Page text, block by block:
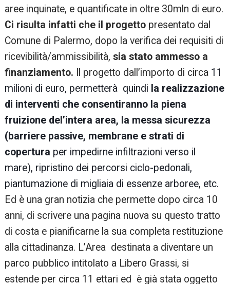
aree inquinate, e quantificate in oltre 30mln di euro.
Ci risulta infatti che il progetto presentato dal
Comune di Palermo, dopo la verifica dei requisiti di
ricevibilità/ammissibilità,sia stato ammesso a
finanziamento. Il progetto dall’importo di circa 11
milioni di euro, permetterà quindi la realizzazione
di interventi che consentiranno la piena
fruizione del’intera area, la messa sicurezza
(barriere passive, membrane e strati di
copertura per impedirne infiltrazioni verso il
mare), ripristino dei percorsi ciclo-pedonali,
piantumazione di migliaia di essenze arboree, etc.
Ed è una gran notizia che permette dopo circa 10
anni, di scrivere una pagina nuova su questo tratto
di costa e pianificarne la sua completa restituzione
alla cittadinanza. L’Area destinata a diventare un
parco pubblico intitolato a Libero Grassi, si
estende per circa 11 ettari ed è già stata oggetto